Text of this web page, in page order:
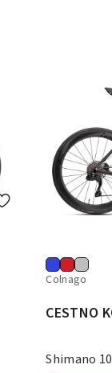
Colnago
CESTNO
Shimano